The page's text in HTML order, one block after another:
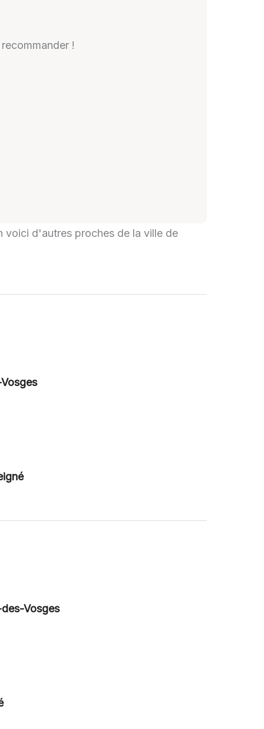
!
voici d'autres proches de la ville de
Vosges